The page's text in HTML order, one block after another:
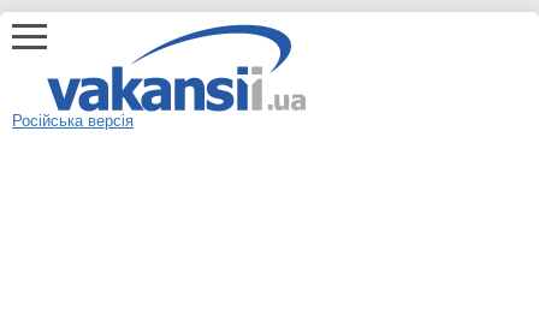
Російська версія